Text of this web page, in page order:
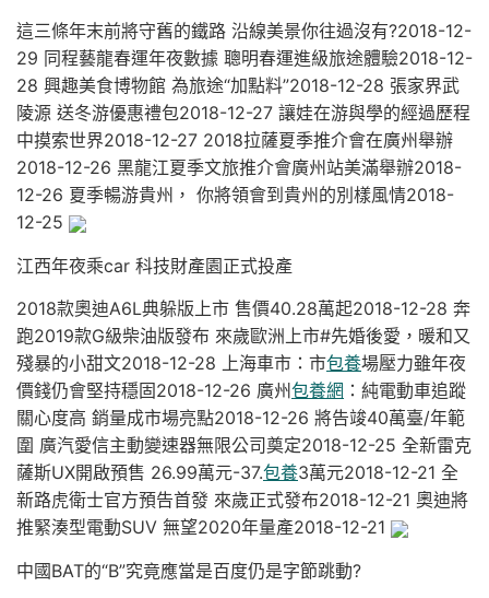
這三條年末前將守舊的鐵路 沿線美景你往過沒有?2018-12-
29 同程藝龍春運年夜數據 聰明春運進級旅途體驗2018-12-
28 興趣美食博物館 為旅途“加點料”2018-12-28 張家界武
陵源 送冬游優惠禮包2018-12-27 讓娃在游與學的經過歷程
中摸索世界2018-12-27 2018拉薩夏季推介會在廣州舉辦
2018-12-26 黑龍江夏季文旅推介會廣州站美滿舉辦2018-
12-26 夏季暢游貴州， 你將領會到貴州的別樣風情2018-
12-25
江西年夜乘car 科技財產園正式投產
2018款奧迪A6L典躲版上市 售價40.28萬起2018-12-28 奔
跑2019款G級柴油版發布 來歲歐洲上市#先婚後愛，暖和又
殘暴的小甜文2018-12-28 上海車市：市包養場壓力雖年夜
價錢仍會堅持穩固2018-12-26 廣州包養網 ：純電動車追蹤
關心度高 銷量成市場亮點2018-12-26 將告竣40萬臺/年範
圍 廣汽愛信主動變速器無限公司奠定2018-12-25 全新雷克
薩斯UX開啟預售 26.99萬元-37.包養3萬元2018-12-21 全
新路虎衛士官方預告首發 來歲正式發布2018-12-21 奧迪將
推緊湊型電動SUV 無望2020年量產2018-12-21
中國BAT的“B”究竟應當是百度仍是字節跳動?